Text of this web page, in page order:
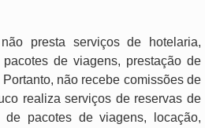
presta serviços de hotelaria,
de viagens, prestação de
não recebe comissões de
realiza serviços de reservas de
de pacotes de viagens, locação,